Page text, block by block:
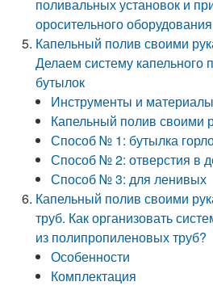
поливальных установок и
оросительного
Капельный полив своими
Делаем систему капельного
бутылок
Инструменты и материалы
Капельный полив своими
Способ № 1: бутылка
Способ № 2: отверстия в
Способ № 3: для ленивых
Капельный полив своими
труб. Как организовать
из полипропиленовых труб?
Особенности
Комплектация